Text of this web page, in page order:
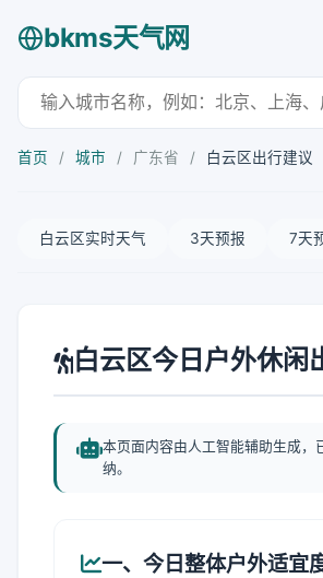
bkms天气网
首页 / 城市 / 广东省 / 白云区出行建议
白云区实时天气 3天预报 7天
白云区今日户外休闲
本页面内容由人工智能辅助生成，
纳。
一、今日整体户外适宜